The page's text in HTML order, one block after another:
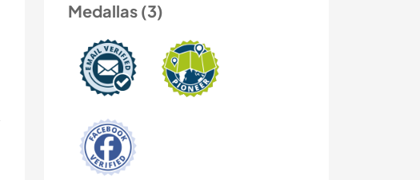
Medallas (3)